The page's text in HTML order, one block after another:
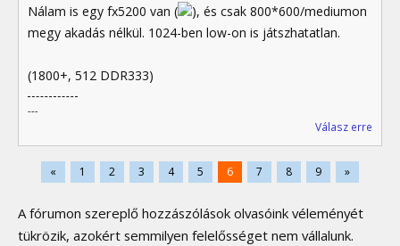
Nálam is egy fx5200 van (
), és csak 800*600/mediumon
megy akadás nélkül. 1024-ben low-on is játszhatatlan.
(1800+, 512 DDR333)
---
Válasz erre
« 1 2 3 4 5 6 7 8 9 »
A fórumon szereplő hozzászólások olvasóink véleményét
tükrözik, azokért semmilyen felelősséget nem vállalunk.